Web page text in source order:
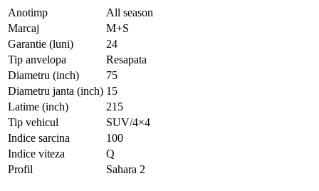
Anotimp
All season
Marcaj
M+S
Garantie (luni)
24
Tip anvelopa
Resapata
Diametru (inch)
75
Diametru janta (inch) 15
Latime (inch)
215
Tip vehicul
SUV/4×4
Indice sarcina
100
Indice viteza
Q
Profil
Sahara 2